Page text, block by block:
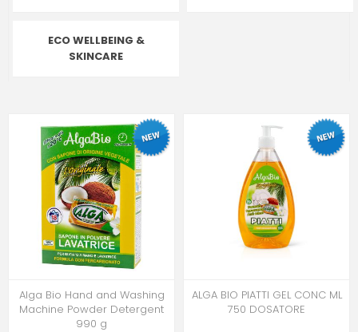
ECO WELLBEING &
SKINCARE
Alga Bio Hand and Washing
Machine Powder Detergent
990 g
ALGA BIO PIATTI GEL CONC ML
750 DOSATORE